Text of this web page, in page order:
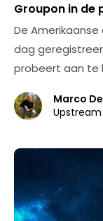
Groupon in de
De
dag
probeert aan te
Marco
Upstream